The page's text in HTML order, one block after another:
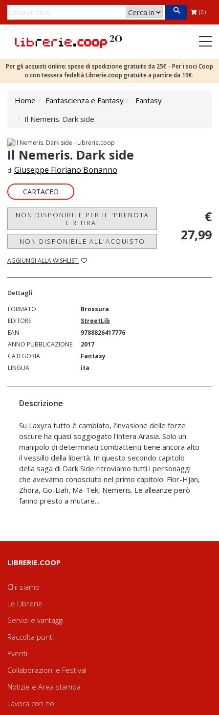
(0)
Per gli acquisti online: spese di spedizione gratuite da 25€ - Per i soci Coop
o con tessera fedeltà Librerie.coop gratuite a partire da 19€.
Home Fantascienza e Fantasy
Fantasy
Il Nemeris. Dark side
Il Nemeris. Dark side
di Giuseppe Floriano Bonanno
CARTACEO
NON DISPONIBILE PER IL 'PRENOTA
E RITIRA'
NON DISPONIBILE ALL'ACQUISTO
AGGIUNGI ALLA WISHLIST
€
27,99
Dettagli
FORMATO
Brossura
EDITORE
StreetLib
EAN
9788826417776
ANNO PUBBLICAZIONE
2017
CATEGORIA
Fantasy
LINGUA
ita
Descrizione
Su Laxyra tutto è cambiato, l'invasione delle forze
oscure ha quasi soggiogato l'intera Arasia. Solo un
manipolo di determinati combattenti tiene ancora alto
il vessillo della libertà. In questo secondo capitolo
della saga di Dark Side ritroviamo tutti i personaggi
che avevamo conosciuto nel primo capitolo: Flor-Hjan,
Zhora, Go-Liah, Ma-Tek, Nemeris. Le alleanze però
fanno presto a mutare...
LIBRERIE.COOP
Chi siamo
Le Librerie
Servizi e vantaggi
Raccolta punti
Eventi
Collaborazioni e Festival
Notizie e Area stampa
Lavora con noi